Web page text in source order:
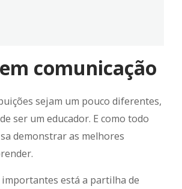
comunicação
sejam um pouco diferentes,
ser um educador. E como todo
demonstrar as melhores
está a partilha de